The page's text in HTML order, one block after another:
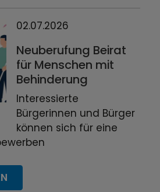
02.07.2026
Neuberufung Beirat
für Menschen mit
Behinderung
Interessierte
Bürgerinnen und Bürger
können sich für eine